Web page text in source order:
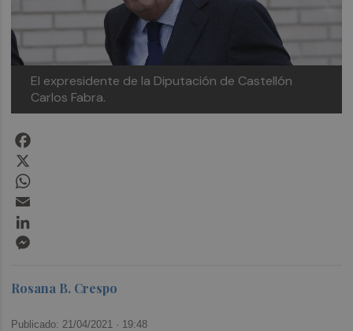
El expresidente de la Diputación de Castellón
Carlos Fabra.
Rosana B. Crespo
Publicado: 21/04/2021 · 19:48